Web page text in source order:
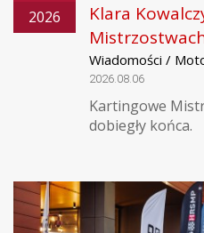
2026
Klara
Wiadomości /
2026.08.06
Kartingowe
dobiegły końca.